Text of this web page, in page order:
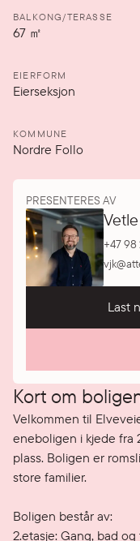
BALKONG/TERASSE
67 ㎡
EIERFORM
Eierseksjon
KOMMUNE
Nordre Follo
PRESENTERES AV
+47 98
Last
Kort om
Velkommen til
eneboligen i kjede fra
plass. Boligen er
store familier.
Boligen består av:
2.etasje: Gang, bad